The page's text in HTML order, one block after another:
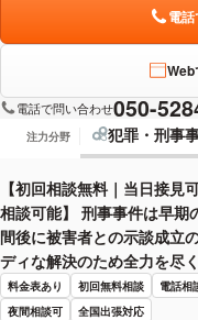
電
Web
電話で問い合わせ050-
注力分野 犯罪・刑事
【初回相談無料｜当日接
相談可能】 刑事事件は早期
間後に被害者との示談成立
ディな解決のため全力を尽く
料金表あり 初回無料相談 電話相
夜間相談可
全国出張対応